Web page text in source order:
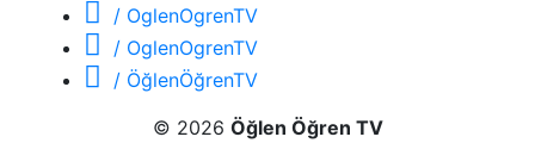
/ OglenOgrenTV
/ OglenOgrenTV
/ ÖğlenÖğrenTV
© 2026 Öğlen Öğren TV